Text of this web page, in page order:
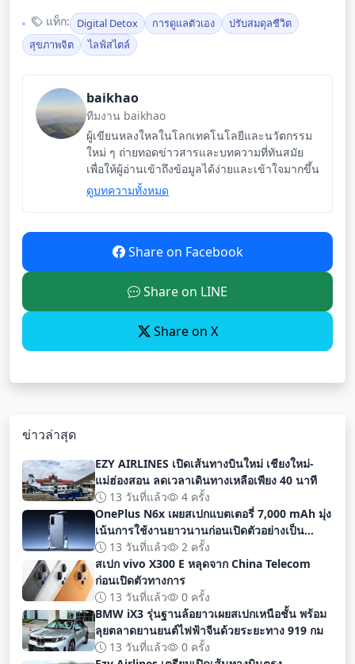
แท็ก: Digital Detox การดูแลตัวเอง
ปรับสมดุลชีวิต
สุขภาพจิต
ไลฟ์สไตล์
baikhao
ทีมงาน baikhao
ผู้เขียนหลงใหลในโลกเทคโนโลยีและนวัตกรรม
ใหม่ ๆ ถ่ายทอดข่าวสารและบทความที่ทันสมัย
เพื่อให้ผู้อ่านเข้าถึงข้อมูลได้ง่ายและเข้าใจมากขึ้น
ดูบทความทั้งหมด
Share on Facebook
Share on LINE
Share on X
ข่าวล่าสุด
EZY AIRLINES เปิดเส้นทางบินใหม่ เชียงใหม่-
แม่ฮ่องสอน ลดเวลาเดินทางเหลือเพียง 40 นาที
13 วันที่แล้ว
4 ครั้ง
OnePlus N6x เผยสเปกแบตเตอรี่ 7,000 mAh มุ่ง
เน้นการใช้งานยาวนานก่อนเปิดตัวอย่างเป็น
ทางการ
13 วันที่แล้ว
2 ครั้ง
สเปก vivo X300 E หลุดจาก China Telecom
ก่อนเปิดตัวทางการ
13 วันที่แล้ว
0 ครั้ง
BMW iX3 รุ่นฐานล้อยาวเผยสเปกเหนือชั้น พร้อม
ลุยตลาดยานยนต์ไฟฟ้าจีนด้วยระยะทาง 919 กม
13 วันที่แล้ว
0 ครั้ง